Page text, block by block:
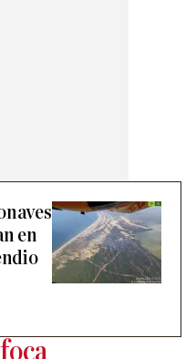
en